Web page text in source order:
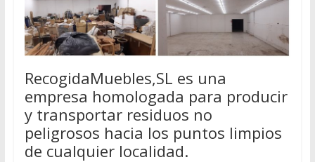
RecogidaMuebles,SL es una
empresa homologada para producir
y transportar residuos no
peligrosos hacia los puntos limpios
de cualquier localidad.